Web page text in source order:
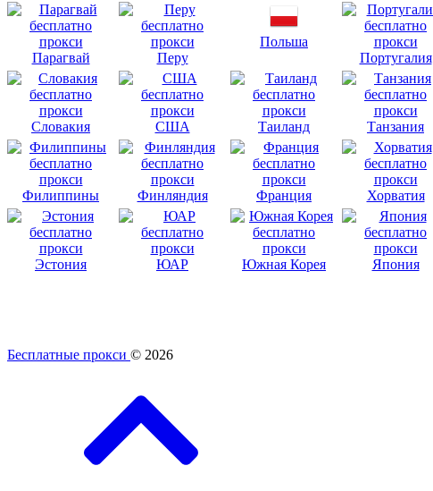
Парагвай Перу
Польша
Португалия
Словакия США Таиланд Танзания
Филиппины Финляндия Франция Хорватия
Эстония ЮАР Южная Корея Япония
Бесплатные прокси © 2026